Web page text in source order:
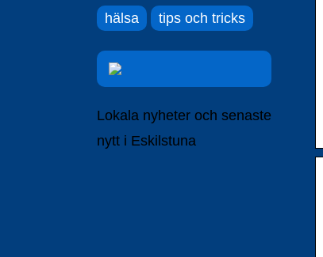
hälsa tips och tricks
Lokala nyheter och senaste
nytt i Eskilstuna